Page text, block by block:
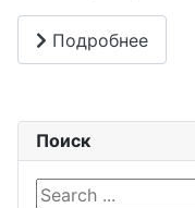
Подробнее
Поиск
Search ...